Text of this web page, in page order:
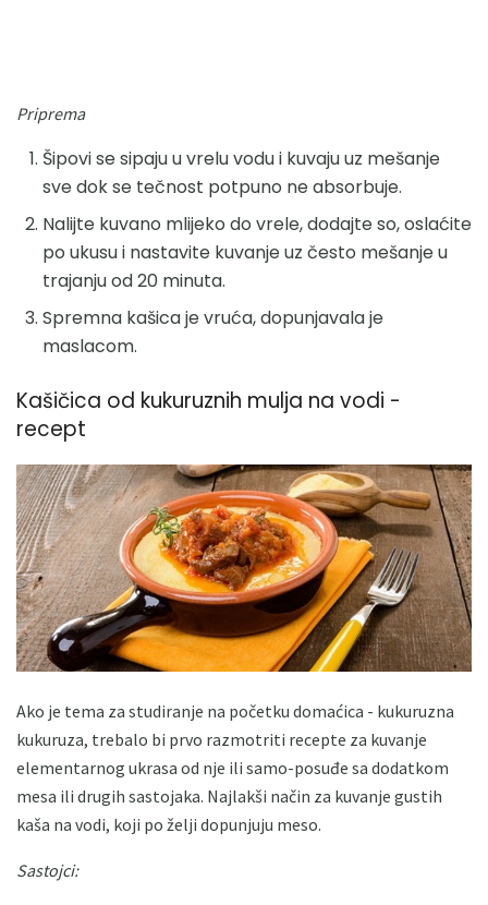
Priprema
Šipovi se sipaju u vrelu vodu i kuvaju uz mešanje
sve dok se tečnost potpuno ne absorbuje.
Nalijte kuvano mlijeko do vrele, dodajte so, oslaćite
po ukusu i nastavite kuvanje uz često mešanje u
trajanju od 20 minuta.
Spremna kašica je vruća, dopunjavala je
maslacom.
Kašičica od kukuruznih mulja na vodi -
recept
Ako je tema za studiranje na početku domaćica - kukuruzna
kukuruza, trebalo bi prvo razmotriti recepte za kuvanje
elementarnog ukrasa od nje ili samo-posuđe sa dodatkom
mesa ili drugih sastojaka. Najlakši način za kuvanje gustih
kaša na vodi, koji po želji dopunjuju meso.
Sastojci: